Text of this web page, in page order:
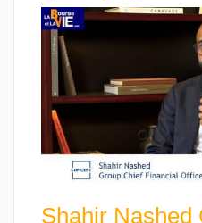
Shahir Nashed